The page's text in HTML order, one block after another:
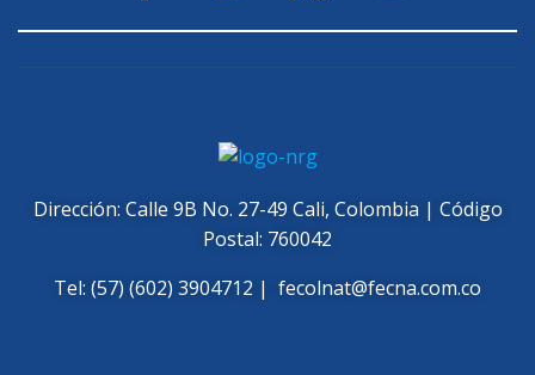
Postal: 760042